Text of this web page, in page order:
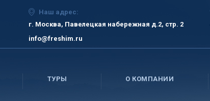
Наш адрес:
г. Москва, Павелецкая набережная д.2, стр. 2
info@freshim.ru
ТУРЫ О КОМПАНИИ